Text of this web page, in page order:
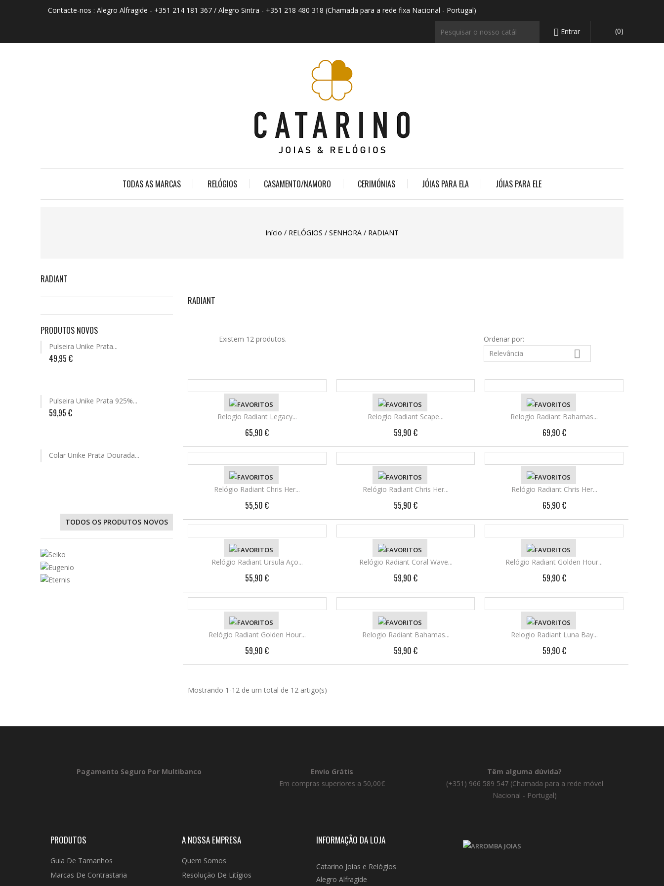
Contacte-nos : Alegro Alfragide - +351 214 181 367 / Alegro Sintra - +351 218 480 318 (Chamada para a rede fixa Nacional - Portugal)
 Entrar (0)
TODAS AS MARCAS RELÓGIOS CASAMENTO/NAMORO CERIMÓNIAS JÓIAS PARA ELA JÓIAS PARA ELE
Início RELÓGIOS SENHORA RADIANT
RADIANT
PRODUTOS NOVOS
Pulseira Unike Prata...
49,95 €
Pulseira Unike Prata 925%...
59,95 €
Colar Unike Prata Dourada...
TODOS OS PRODUTOS NOVOS
RADIANT
Existem 12 produtos.
Ordenar por:
Relevância

VER DETALHES
Relogio Radiant Legacy...
65,90 €
VER DETALHES
Relogio Radiant Scape...
59,90 €
VER DETALHES
Relogio Radiant Bahamas...
69,90 €
VER DETALHES
Relógio Radiant Chris Her...
55,50 €
VER DETALHES
Relógio Radiant Chris Her...
55,90 €
VER DETALHES
Relógio Radiant Chris Her...
65,90 €
VER DETALHES
Relógio Radiant Ursula Aço...
55,90 €
VER DETALHES
Relógio Radiant Coral Wave...
59,90 €
VER DETALHES
Relógio Radiant Golden Hour...
59,90 €
VER DETALHES
Relógio Radiant Golden Hour...
59,90 €
VER DETALHES
Relogio Radiant Bahamas...
59,90 €
VER DETALHES
Relogio Radiant Luna Bay...
59,90 €
Mostrando 1-12 de um total de 12 artigo(s)
Pagamento Seguro Por Multibanco
Envio Grátis
Em compras superiores a 50,00€
Têm alguma dúvida?
(+351) 966 589 547 (Chamada para a rede móvel
Nacional - Portugal)
PRODUTOS
Guia De Tamanhos
Marcas De Contrastaria
A NOSSA EMPRESA
Quem Somos
Resolução De Litígios
INFORMAÇÃO DA LOJA
Catarino Joias e Relógios
Alegro Alfragide